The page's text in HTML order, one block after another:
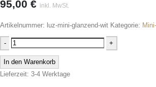
95,00 € inkl. MwSt.
Artikelnummer: luz-mini-glanzend-wit Kategorie:
- +
In den Warenkorb
Lieferzeit: 3-4 Werktage